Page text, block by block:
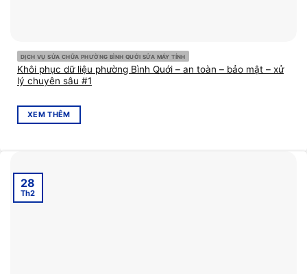
DỊCH VỤ SỬA CHỮA PHƯỜNG BÌNH QUỚI SỬA MÁY TÍNH
Khôi phục dữ liệu phường Bình Quới – an toàn – bảo mật – xử
lý chuyên sâu #1
XEM THÊM
28
Th2